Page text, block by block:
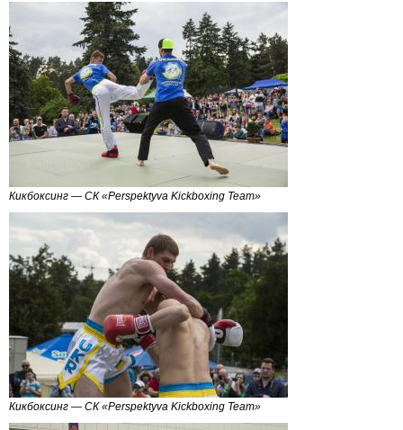
Кикбоксинг — СК «Perspektyva Kickboxing Team»
Кикбоксинг — СК «Perspektyva Kickboxing Team»